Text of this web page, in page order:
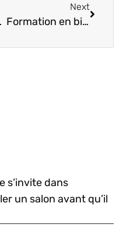
facilement
Next
Formation en big data
s’invite dans
un salon avant qu’il